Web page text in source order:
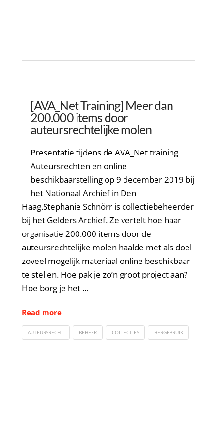
[AVA_Net Training] Meer dan
200.000 items door
auteursrechtelijke molen
Presentatie tijdens de AVA_Net training
Auteursrechten en online
beschikbaarstelling op 9 december 2019 bij
het Nationaal Archief in Den
Haag.Stephanie Schnörr is collectiebeheerder
bij het Gelders Archief. Ze vertelt hoe haar
organisatie 200.000 items door de
auteursrechtelijke molen haalde met als doel
zoveel mogelijk materiaal online beschikbaar
te stellen. Hoe pak je zo’n groot project aan?
Hoe borg je het …
Read more
AUTEURSRECHT BEHEER COLLECTIES HERGEBRUIK